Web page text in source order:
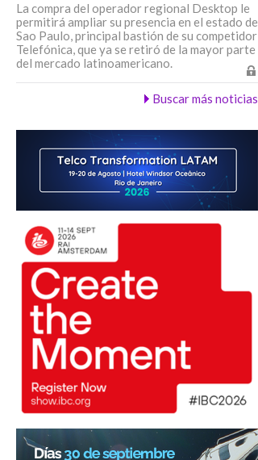
La compra del operador regional Desktop le
permitirá ampliar su presencia en el estado de
Sao Paulo, principal bastión de su competidor
Telefónica, que ya se retiró de la mayor parte
del mercado latinoamericano.
Buscar más noticias